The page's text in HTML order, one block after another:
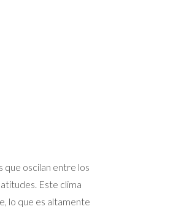
que oscilan entre los
Este clima
lo que es altamente